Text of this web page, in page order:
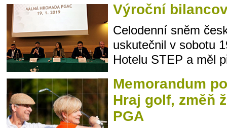
Výroční
Celodenní sněm
uskutečnil v sobotu
Hotelu STEP a měl
Memorandum
Hraj golf, změň
PGA